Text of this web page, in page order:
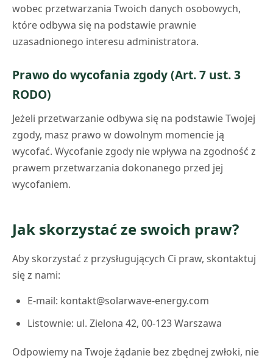
wobec przetwarzania Twoich danych osobowych,
które odbywa się na podstawie prawnie
uzasadnionego interesu administratora.
Prawo do wycofania zgody (Art. 7 ust. 3
RODO)
Jeżeli przetwarzanie odbywa się na podstawie Twojej
zgody, masz prawo w dowolnym momencie ją
wycofać. Wycofanie zgody nie wpływa na zgodność z
prawem przetwarzania dokonanego przed jej
wycofaniem.
Jak skorzystać ze swoich praw?
Aby skorzystać z przysługujących Ci praw, skontaktuj
się z nami:
E-mail: kontakt@solarwave-energy.com
Listownie: ul. Zielona 42, 00-123 Warszawa
Odpowiemy na Twoje żądanie bez zbędnej zwłoki, nie